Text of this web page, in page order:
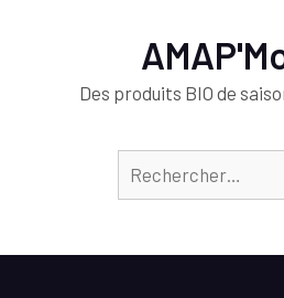
Des produits BIO de